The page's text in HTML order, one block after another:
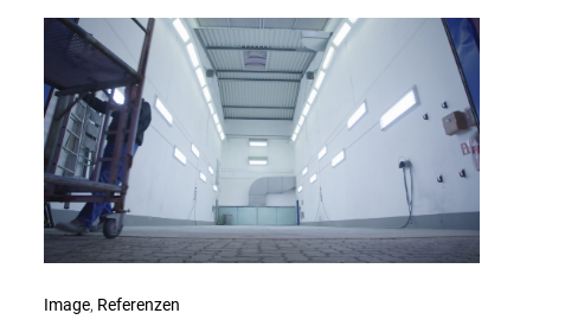
Image, Referenzen